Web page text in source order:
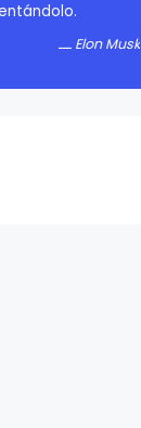
Elon Musk